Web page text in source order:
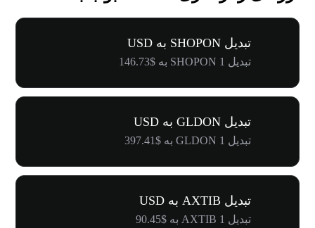
تبدیل SHOPON به USD
تبدیل 1 SHOPON به $146.73
تبدیل GLDON به USD
تبدیل 1 GLDON به $397.41
تبدیل AXTIB به USD
تبدیل 1 AXTIB به $90.45